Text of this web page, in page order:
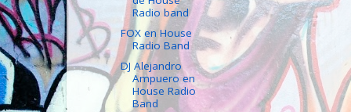
Radio band
FOX en House
Radio Band
DJ Alejandro
Ampuero en
House Radio
Band